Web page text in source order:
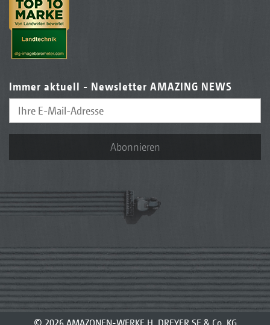
Immer aktuell - Newsletter AMAZING NEWS
Abonnieren